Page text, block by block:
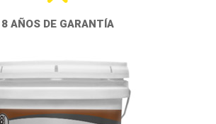
8 AÑOS DE GARANTÍA